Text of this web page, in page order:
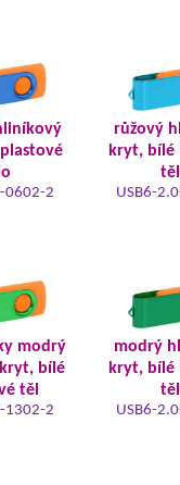
0602-2
růžový
kryt, bílé
USB6-
modrý
bílé
těl
1302-2
modrý
kryt, bílé
USB6-